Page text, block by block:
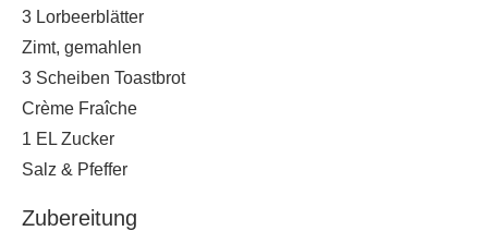
3 Lorbeerblätter
Zimt, gemahlen
3 Scheiben Toastbrot
Crème Fraîche
1 EL Zucker
Salz & Pfeffer
Zubereitung